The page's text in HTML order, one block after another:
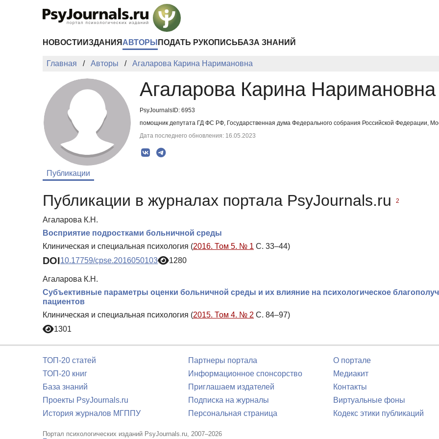
НОВОСТИ ИЗДАНИЯ АВТОРЫ ПОДАТЬ РУКОПИСЬ БАЗА ЗНАНИЙ
Главная Авторы Агаларова Карина Наримановна
Агаларова Карина Наримановна
PsyJournalsID: 6953
помощник депутата ГД ФС РФ, Государственная дума Федерального собрания Российской Федерации,
Дата последнего обновления: 16.05.2023
Публикации
Публикации в журналах портала PsyJournals.ru 2
Агаларова К.Н.
Восприятие подростками больничной среды
Клиническая и специальная психология (2016. Том 5. № 1 С. 33–44)
DOI10.17759/cpse.2016050103 1280
Агаларова К.Н.
Субъективные параметры оценки больничной среды и их влияние на психологическое
пациентов
Клиническая и специальная психология (2015. Том 4. № 2 С. 84–97)
1301
ТОП-20 статей
ТОП-20 книг
База знаний
Проекты PsyJournals.ru
История журналов МГППУ
Партнеры портала
Информационное спонсорство
Приглашаем издателей
Подписка на журналы
Персональная страница
О портале
Медиакит
Контакты
Виртуальные фоны
Кодекс этики публикаций
Портал психологических изданий PsyJournals.ru, 2007–2026